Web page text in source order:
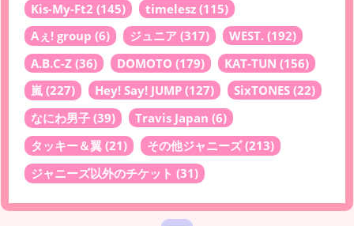
Kis-My-Ft2 (145) timelesz (115)
Aぇ! group (6) ジュニア (317) WEST. (192)
A.B.C-Z (36) DOMOTO (179) KAT-TUN (156)
嵐 (227) Hey! Say! JUMP (127) SixTONES (22)
なにわ男子 (39) Travis Japan (6)
タッキー＆翼 (21) その他ジャニーズ(213)
ジャニーズ以外のチケット (31)